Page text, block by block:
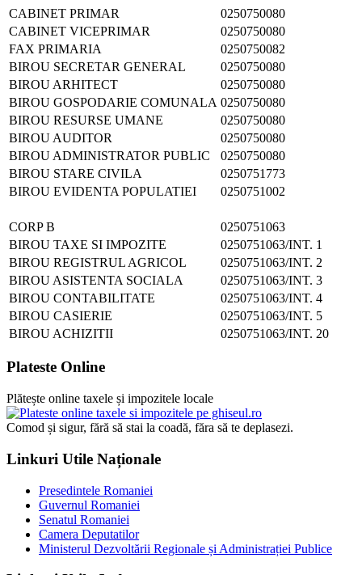
CABINET PRIMAR
0250750080
CABINET VICEPRIMAR
0250750080
FAX PRIMARIA
0250750082
BIROU SECRETAR GENERAL
0250750080
BIROU ARHITECT
0250750080
BIROU GOSPODARIE COMUNALA 0250750080
BIROU RESURSE UMANE
0250750080
BIROU AUDITOR
0250750080
BIROU ADMINISTRATOR PUBLIC
0250750080
BIROU STARE CIVILA
0250751773
BIROU EVIDENTA POPULATIEI
0250751002
CORP B
0250751063
BIROU TAXE SI IMPOZITE
0250751063/INT. 1
BIROU REGISTRUL AGRICOL
0250751063/INT. 2
BIROU ASISTENTA SOCIALA
0250751063/INT. 3
BIROU CONTABILITATE
0250751063/INT. 4
BIROU CASIERIE
0250751063/INT. 5
BIROU ACHIZITII
0250751063/INT. 20
Plateste Online
Plătește online taxele și impozitele locale
Comod și sigur, fără să stai la coadă, făra să te deplasezi.
Linkuri Utile Naționale
Presedintele Romaniei
Guvernul Romaniei
Senatul Romaniei
Camera Deputatilor
Ministerul Dezvoltării Regionale și Administrației Publice